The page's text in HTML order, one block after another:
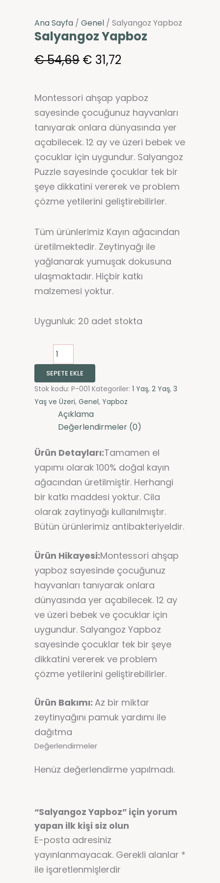
Ana Sayfa / Genel / Salyangoz Yapboz
Salyangoz Yapboz
€54,69 € 31,72
Montessori ahşap yapboz
sayesinde çocuğunuz hayvanları
tanıyarak onlara dünyasında yer
açabilecek. 12 ay ve üzeri bebek ve
çocuklar için uygundur. Salyangoz
Puzzle sayesinde çocuklar tek bir
şeye dikkatini vererek ve problem
çözme yetilerini geliştirebilirler.
Tüm ürünlerimiz Kayın ağacından
üretilmektedir. Zeytinyağı ile
yağlanarak yumuşak dokusuna
ulaşmaktadır. Hiçbir katkı
malzemesi yoktur.
Uygunluk: 20 adet stokta
SEPETE EKLE
Stok kodu: P-001 Kategoriler: 1 Yaş, 2 Yaş, 3
Yaş ve Üzeri, Genel, Yapboz
Açıklama
Değerlendirmeler (0)
Ürün Detayları:Tamamen el
yapımı olarak 100% doğal kayın
ağacından üretilmiştir. Herhangi
bir katkı maddesi yoktur. Cila
olarak zaytinyağı kullanılmıştır.
Bütün ürünlerimiz antibakteriyeldir.
Ürün Hikayesi:Montessori ahşap
yapboz sayesinde çocuğunuz
hayvanları tanıyarak onlara
dünyasında yer açabilecek. 12 ay
ve üzeri bebek ve çocuklar için
uygundur. Salyangoz Yapboz
sayesinde çocuklar tek bir şeye
dikkatini vererek ve problem
çözme yetilerini geliştirebilirler.
Ürün Bakımı: Az bir miktar
zeytinyağını pamuk yardımı ile
dağıtma
Değerlendirmeler
Henüz değerlendirme yapılmadı.
“Salyangoz Yapboz” için yorum
yapan ilk kişi siz olun
E-posta adresiniz
yayınlanmayacak. Gerekli alanlar *
ile işaretlenmişlerdir